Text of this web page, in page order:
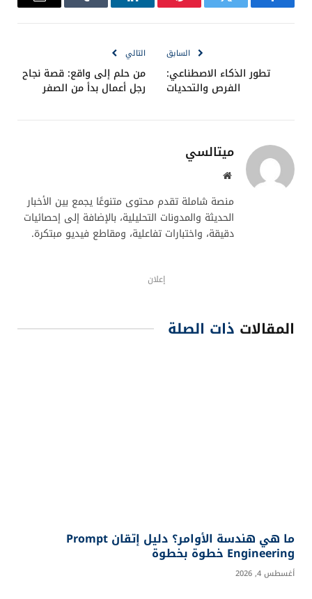
فيسبوك تويتر بينتيريستلينكدإن Tumblr
البريد
السابق
تطور الذكاء الاصطناعي:
الفرص والتحديات
التالي
من حلم إلى واقع: قصة نجاح
رجل أعمال بدأ من الصفر
ميتالسي
موقع
منصة شاملة تقدم محتوى متنوعًا يجمع بين الأخبار
الحديثة والمدونات التحليلية، بالإضافة إلى إحصائيات
دقيقة، واختبارات تفاعلية، ومقاطع فيديو مبتكرة.
إعلان
المقالات ذات الصلة
ما هي هندسة الأوامر؟ دليل إتقان Prompt
Engineering خطوة بخطوة
أغسطس 4, 2026